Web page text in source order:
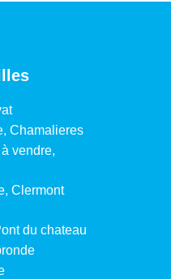
Chamalieres
vendre,
Clermont
du chateau